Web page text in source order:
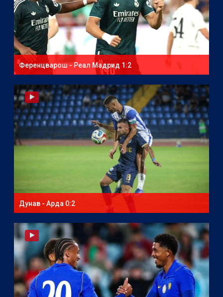
Ференцварош - Реал Мадрид 1:2
Дунав - Арда 0:2